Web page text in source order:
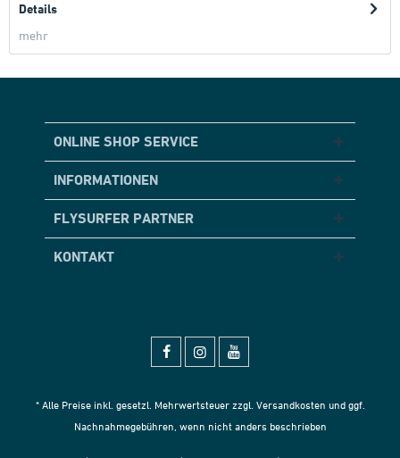
Details
mehr
ONLINE SHOP SERVICE
INFORMATIONEN
FLYSURFER PARTNER
KONTAKT
* Alle Preise inkl. gesetzl. Mehrwertsteuer zzgl. Versandkosten und ggf.
Nachnahmegebühren, wenn nicht anders beschrieben